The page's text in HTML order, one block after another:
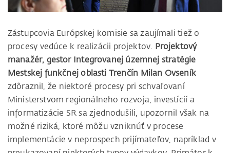
Zástupcovia Európskej komisie sa zaujímali tiež o
procesy vedúce k realizácii projektov. Projektový
manažér, gestor Integrovanej územnej stratégie
Mestskej funkčnej oblasti Trenčín Milan Ovseník
zdôraznil, že niektoré procesy pri schvaľovaní
Ministerstvom regionálneho rozvoja, investícií a
informatizácie SR sa zjednodušili, upozornil však na
možné riziká, ktoré môžu vzniknúť v procese
implementácie v neprospech prijímateľov, napríklad v